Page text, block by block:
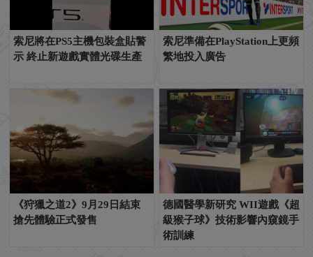
索尼將在PS5主機包裝盒貼警
示 終止新遊戲實體光碟生產
索尼準備在PlayStation上更頻
繁地投入廣告
《狩獵之道2》9月29日結束
搶先體驗正式發售
德國醫學新研究 WII遊戲《超
級猴子球》技術影響內窺鏡手
術訓練